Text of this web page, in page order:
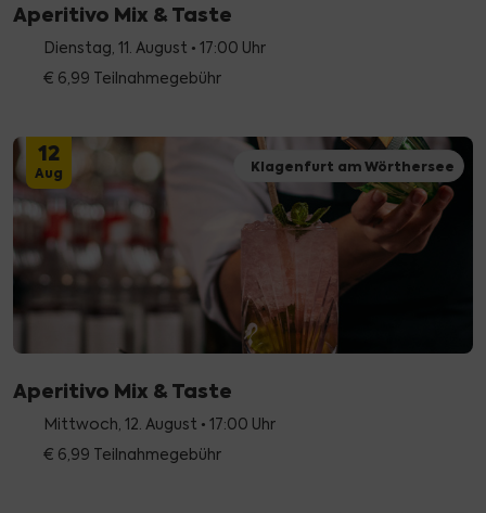
Aperitivo Mix & Taste
Dienstag, 11. August • 17:00 Uhr
€ 6,99 Teilnahmegebühr
12
Aug Klagenfurt am Wörthersee
Aperitivo Mix & Taste
Mittwoch, 12. August • 17:00 Uhr
€ 6,99 Teilnahmegebühr